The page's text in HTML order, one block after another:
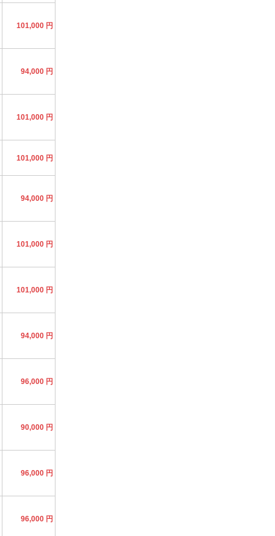
101,000 円
94,000 円
101,000 円
101,000 円
94,000 円
101,000 円
101,000 円
94,000 円
96,000 円
90,000 円
96,000 円
96,000 円